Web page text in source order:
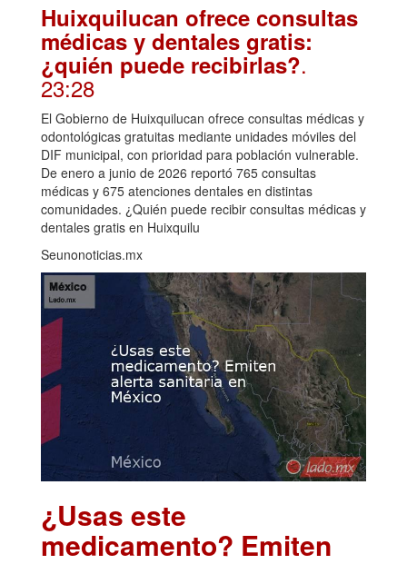
Huixquilucan ofrece consultas
médicas y dentales gratis:
¿quién puede recibirlas?.
23:28
El Gobierno de Huixquilucan ofrece consultas médicas y
odontológicas gratuitas mediante unidades móviles del
DIF municipal, con prioridad para población vulnerable.
De enero a junio de 2026 reportó 765 consultas
médicas y 675 atenciones dentales en distintas
comunidades. ¿Quién puede recibir consultas médicas y
dentales gratis en Huixquilu
Seunonoticias.mx
¿Usas este
medicamento? Emiten